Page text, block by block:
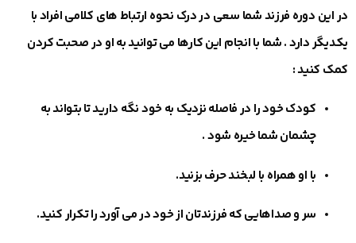
در این دوره فرزند شما سعی در درک نحوه ارتباط های کلامی افراد با
یکدیگر دارد . شما با انجام این کارها می‎ توانید به او در صحبت کردن
کمک کنید :
کودک خود را در فاصله نزدیک به خود نگه دارید تا بتواند به
چشمان شما خیره شود .
با او همراه با لبخند حرف بزنید.
سر و صداهایی که فرزندتان از خود در می ‎آورد را تکرار کنید.